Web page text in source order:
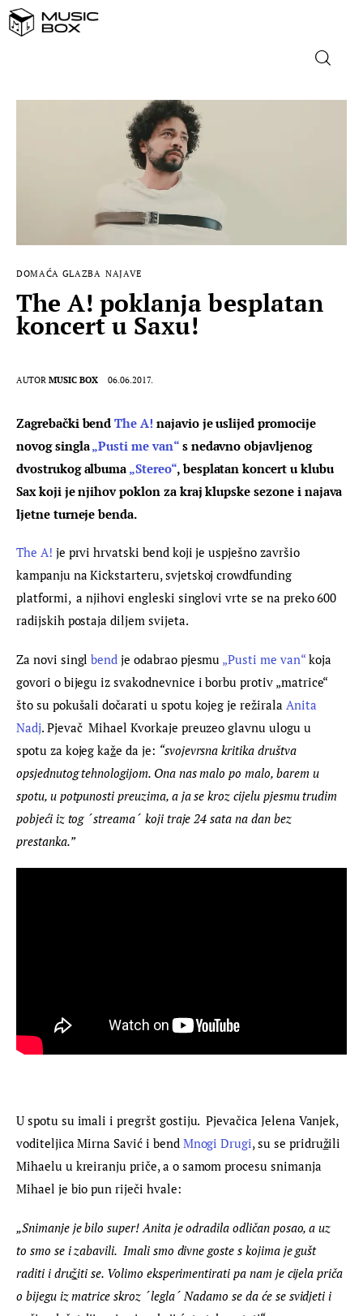
NASLOVNICA
DOMAĆA GLAZBA
STRANA GLAZBA
MUSIC BOX
DOMAĆA GLAZBA NAJAVE
The A! poklanja besplatan
koncert u Saxu!
AUTOR MUSIC BOX 06.06.2017.
Zagrebački bend The A! najavio je uslijed promocije
novog singla „Pusti me van“ s nedavno objavljenog
dvostrukog albuma „Stereo“, besplatan koncert u klubu
Sax koji je njihov poklon za kraj klupske sezone i najava
ljetne turneje benda.
The A! je prvi hrvatski bend koji je uspješno završio
kampanju na Kickstarteru, svjetskoj crowdfunding
platformi,  a njihovi engleski singlovi vrte se na preko 600
radijskih postaja diljem svijeta.
Za novi singl bend je odabrao pjesmu „Pusti me van“ koja
govori o bijegu iz svakodnevnice i borbu protiv „matrice“
što su pokušali dočarati u spotu kojeg je režirala Anita
Nadj. Pjevač  Mihael Kvorkaje preuzeo glavnu ulogu u
spotu za kojeg kaže da je: “svojevrsna kritika društva
opsjednutog tehnologijom. Ona nas malo po malo, barem u
spotu, u potpunosti preuzima, a ja se kroz cijelu pjesmu trudim
pobjeći iz tog ´streama´ koji traje 24 sata na dan bez
prestanka.”
U spotu su imali i pregršt gostiju.  Pjevačica Jelena Vanjek,
voditeljica Mirna Savić i bend Mnogi Drugi, su se pridružili
Mihaelu u kreiranju priče, a o samom procesu snimanja
Mihael je bio pun riječi hvale:
„Snimanje je bilo super! Anita je odradila odličan posao, a uz
to smo se i zabavili.  Imali smo divne goste s kojima je gušt
raditi i družiti se. Volimo eksperimentirati pa nam je cijela priča
o bijegu iz matrice skroz ´legla´ Nadamo se da će se svidjeti i